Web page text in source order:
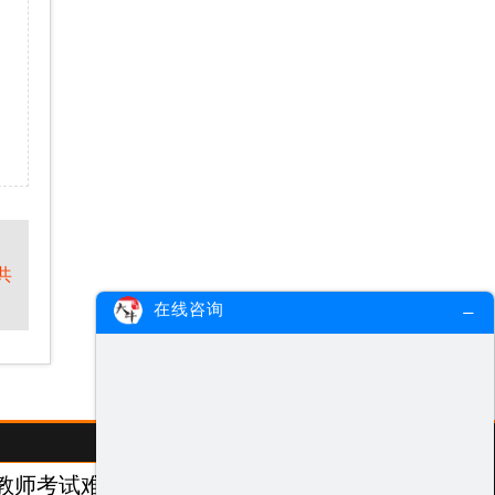
师考试难度测评
在线咨询